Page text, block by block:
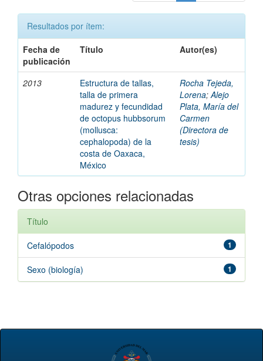
Resultados por ítem:
Fecha de
publicación
Título Autor(es)
2013
Estructura de tallas,
talla de primera
madurez y fecundidad
de octopus hubbsorum
(mollusca:
cephalopoda) de la
costa de Oaxaca,
México
Rocha Tejeda,
Lorena;Alejo
Plata, María del
Carmen
(Directora de
tesis)
Otras opciones relacionadas
Título
1
Cefalópodos
1
Sexo (biología)